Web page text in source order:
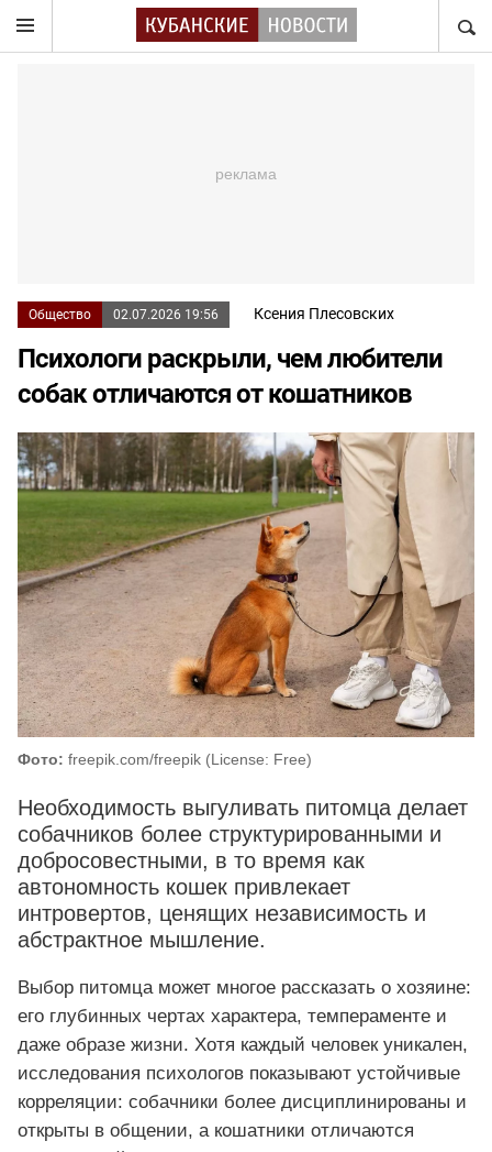
Общество 02.07.2026 19:56 Ксения Плесовских
Психологи раскрыли, чем любители
собак отличаются от кошатников
Фото: freepik.com/freepik (License: Free)
Необходимость выгуливать питомца делает
собачников более структурированными и
добросовестными, в то время как
автономность кошек привлекает
интровертов, ценящих независимость и
абстрактное мышление.
Выбор питомца может многое рассказать о хозяине:
его глубинных чертах характера, темпераменте и
даже образе жизни. Хотя каждый человек уникален,
исследования психологов показывают устойчивые
корреляции: собачники более дисциплинированы и
открыты в общении, а кошатники отличаются